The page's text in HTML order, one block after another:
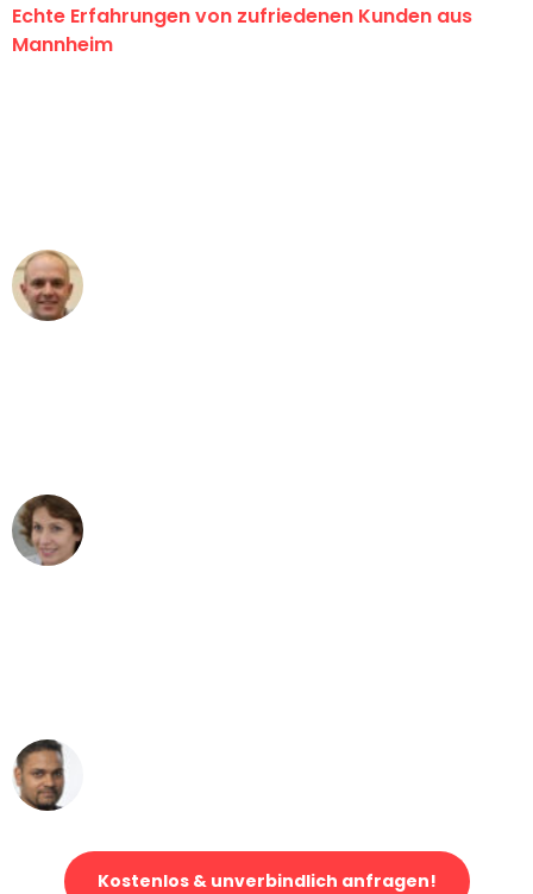
Echte Erfahrungen von zufriedenen Kunden aus
Mannheim
Kostenlos & unverbindlich anfragen!